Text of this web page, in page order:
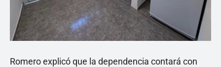
Romero explicó que la dependencia contará con